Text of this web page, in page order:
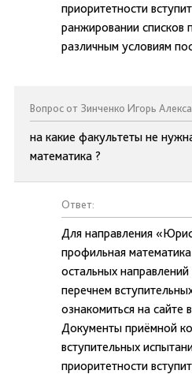
приоритетности
ранжировании списков
различным условиям
Вопрос от Зинченко Игорь
на какие факультеты не
математика ?
Ответ:
Для направления
профильная
остальных
перечнем
ознакомиться на сайте
Документы приёмной
вступительных
приоритетности